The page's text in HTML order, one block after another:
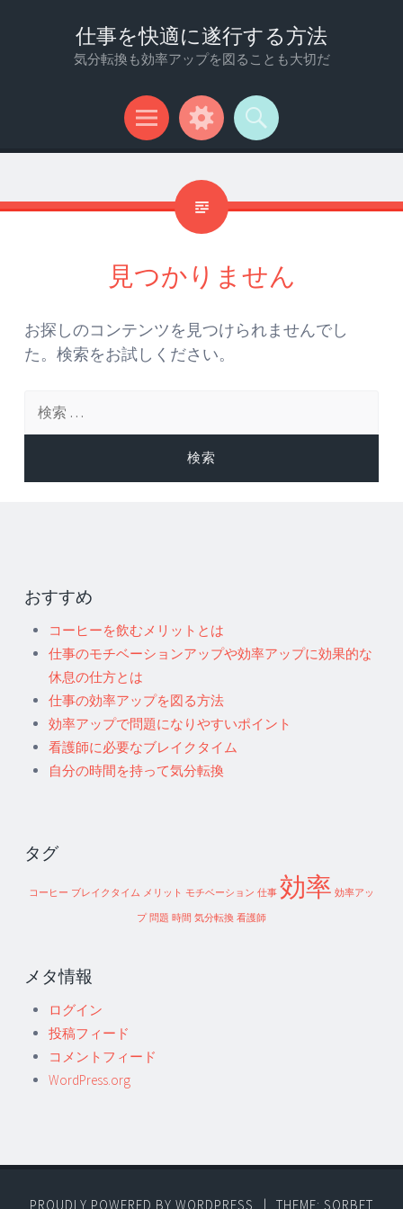
仕事を快適に遂行する方法
気分転換も効率アップを図ることも大切だ
メ
ュ
ウ
ジ
検
見つかりません
お探しのコンテンツを見つけられませんでし
た。検索をお試しください。
索:
おすすめ
コーヒーを飲むメリットとは
仕事のモチベーションアップや効率アップに効果的な
休息の仕方とは
仕事の効率アップを図る方法
効率アップで問題になりやすいポイント
看護師に必要なブレイクタイム
自分の時間を持って気分転換
タグ
コーヒー ブレイクタイム メリット モチベーション 仕事 効率 効率アッ
プ 問題 時間 気分転換 看護師
メタ情報
ログイン
投稿フィード
コメントフィード
WordPress.org
PROUDLY POWERED BY WORDPRESS | THEME: SORBET